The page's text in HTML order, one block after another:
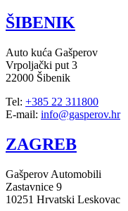
ŠIBENIK
Auto kuća Gašperov
Vrpoljački put 3
22000 Šibenik
Tel: +385 22 311800
E-mail: info@gasperov.hr
ZAGREB
Gašperov Automobili
Zastavnice 9
10251 Hrvatski Leskovac